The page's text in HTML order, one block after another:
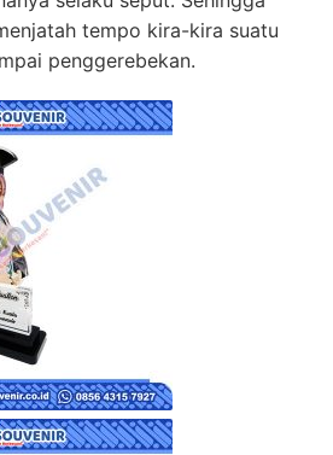
tempo kira-kira suatu
penggerebekan.